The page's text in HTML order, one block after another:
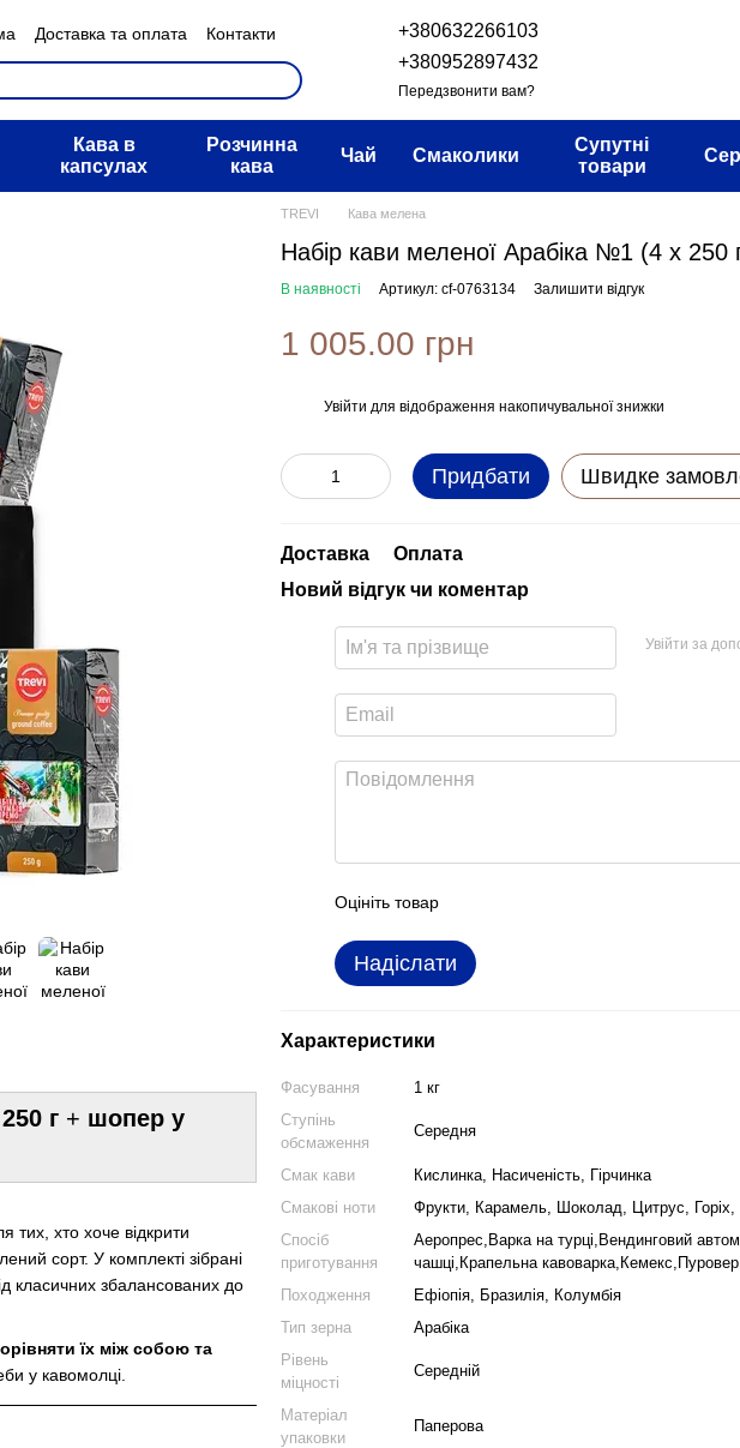
Доставка та оплата
Контакти
та повернення
+380632266103
+380952897432
Передзвонити вам?
Кава в
капсулах
Розчинна
кава
Чай Смаколики
Супутні
товари
г + шопер у
тих, хто хоче відкрити
сорт. У комплекті зібрані
класичних збалансованих до
їх між собою та
у кавомолці.
TREVI Кава мелена
Набір кави меленої Арабіка №1 (4 х 250
В наявності Артикул: cf-0763134 Залишити відгук
1 005.00 грн
Увійти для відображення накопичувальної знижки
Придбати Швидке
Доставка
Оплата
Новий відгук чи коментар
Увійти за
Оцініть товар
Надіслати
Характеристики
Фасування
1 кг
Ступінь
обсмаження
Середня
Смак кави
Кислинка, Насиченість, Гірчинка
Смакові ноти
Фрукти, Карамель, Шоколад, Цитрус, Горіх,
Спосіб
приготування
Аеропрес,Варка на турці,Вендинговий
чашці,Крапельна
Походження
Ефіопія, Бразилія, Колумбія
Тип зерна
Арабіка
Рівень
міцності
Середній
Матеріал
упаковки
Паперова